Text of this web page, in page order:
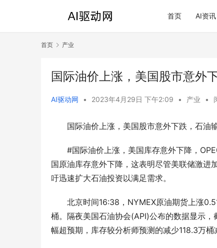
首页 AI资讯
首页 产业
国际油价上涨，美国股市意外
AI驱动网 • 2023年4月29日 下午2:09 • 产业 •
国际油价上涨，美国股市意外下跌，石油
#国际油价上涨，美国库存意外下降，
国原油库存意外下降，这表明尽管美联储激进
吁迅速扩大石油投资以满足需求。
北京时间16:38，NYMEX原油期货上涨
桶。隔夜美国石油协会(API)公布的数据显示
幅超预期，库存较分析师预测的减少118.3万桶